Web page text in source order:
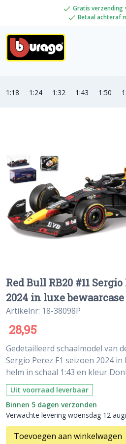
Gratis verzending
Betaal achteraf
1:18 1:24 1:32 1:43 1:50
Red Bull RB20 #11
2024 in luxe
Artikelnr: 18-38098P
28,95
Gedetailleerd schaalmodel van
Sergio Perez F1 seizoen 2024
helm in schaal 1:43 en kleur
Uit voorraad leverbaar
Binnen 5 dagen verzonden
Verwachte levering woensdag 12
Toevoegen aan winkelwagen